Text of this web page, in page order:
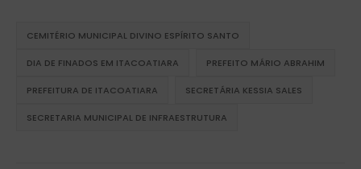
CEMITÉRIO MUNICIPAL DIVINO ESPÍRITO SANTO
DIA DE FINADOS EM ITACOATIARA PREFEITO MÁRIO ABRAHIM
PREFEITURA DE ITACOATIARA SECRETÁRIA KESSIA SALES
SECRETARIA MUNICIPAL DE INFRAESTRUTURA